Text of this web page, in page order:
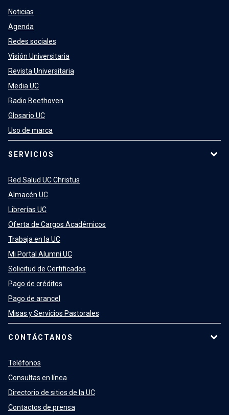
Noticias
Agenda
Redes sociales
Visión Universitaria
Revista Universitaria
Media UC
Radio Beethoven
Glosario UC
Uso de marca
SERVICIOS
Red Salud UC Christus
Almacén UC
Librerías UC
Oferta de Cargos Académicos
Trabaja en la UC
Mi Portal Alumni UC
Solicitud de Certificados
Pago de créditos
Pago de arancel
Misas y Servicios Pastorales
CONTÁCTANOS
Teléfonos
Consultas en línea
Directorio de sitios de la UC
Contactos de prensa